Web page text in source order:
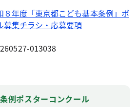
８年度「東京都こども基本条例」ポ
募集チラシ・応募要項
013038
例ポスターコンクール